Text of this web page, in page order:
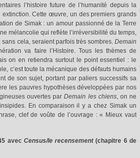
l’histoire future de l’humanité depuis la
extinction. Cette œuvre, un des premiers grands
de Simak : un amour passionné de la Terre
mélancolie qui reflète l’irréversibilité du temps,
cela, seraient parfois très sombres. Demain
va faire l’Histoire. Tous les thèmes de
on en retiendra surtout le point essentiel : le
c’est toute la mécanique des défauts humains
de son sujet, portant par paliers successifs sa
les pauvres hypothèses développées par nos
ouvertes parDemain les chiens, on ne
En comparaison il y a chez Simak un
clef de voûte de l’ouvrage : « Mieux vaut
avec Census/le recensement(chapitre 6 de